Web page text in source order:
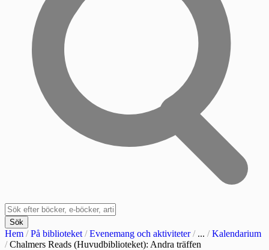
Sök
Hem /På biblioteket /Evenemang och aktiviteter / ... /Kalendarium
/Chalmers Reads (Huvudbiblioteket): Andra träffen